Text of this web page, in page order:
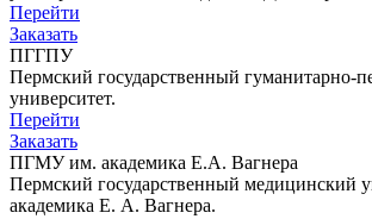
Перейти
Заказать
ПГГПУ
Пермский государственный гуманитарно-
университет.
Перейти
Заказать
ПГМУ им. академика Е.А. Вагнера
Пермский государственный медицинский
академика Е. А. Вагнера.